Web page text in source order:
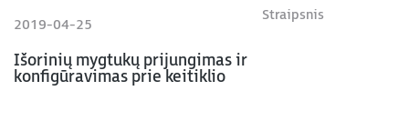
Straipsnis
2019-04-25
Išorinių mygtukų prijungimas ir
konfigūravimas prie keitiklio